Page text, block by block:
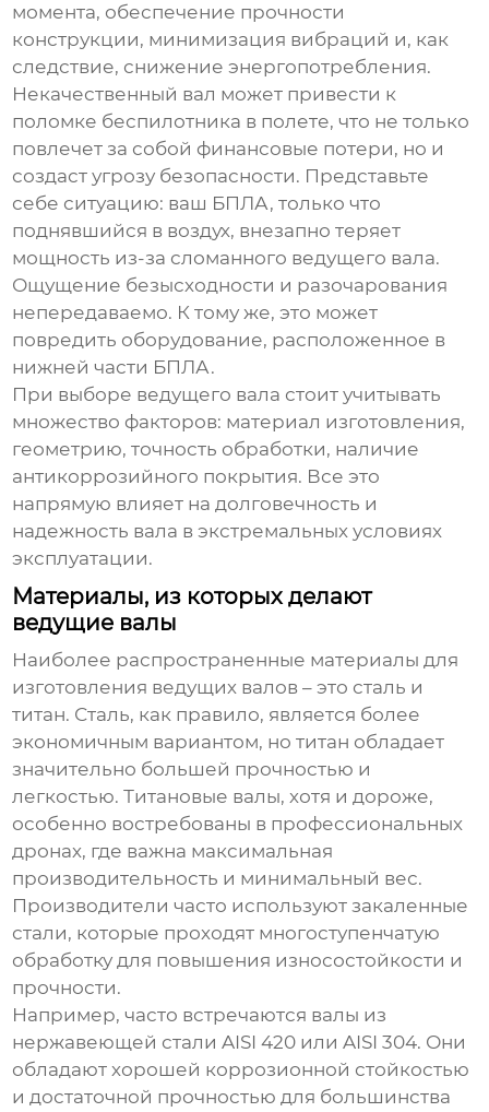
момента, обеспечение прочности
конструкции, минимизация вибраций и, как
следствие, снижение энергопотребления.
Некачественный вал может привести к
поломке беспилотника в полете, что не только
повлечет за собой финансовые потери, но и
создаст угрозу безопасности. Представьте
себе ситуацию: ваш БПЛА, только что
поднявшийся в воздух, внезапно теряет
мощность из-за сломанного ведущего вала.
Ощущение безысходности и разочарования
непередаваемо. К тому же, это может
повредить оборудование, расположенное в
нижней части БПЛА.
При выборе ведущего вала стоит учитывать
множество факторов: материал изготовления,
геометрию, точность обработки, наличие
антикоррозийного покрытия. Все это
напрямую влияет на долговечность и
надежность вала в экстремальных условиях
эксплуатации.
Материалы, из которых делают
ведущие валы
Наиболее распространенные материалы для
изготовления ведущих валов – это сталь и
титан. Сталь, как правило, является более
экономичным вариантом, но титан обладает
значительно большей прочностью и
легкостью. Титановые валы, хотя и дороже,
особенно востребованы в профессиональных
дронах, где важна максимальная
производительность и минимальный вес.
Производители часто используют закаленные
стали, которые проходят многоступенчатую
обработку для повышения износостойкости и
прочности.
Например, часто встречаются валы из
нержавеющей стали AISI 420 или AISI 304. Они
обладают хорошей коррозионной стойкостью
и достаточной прочностью для большинства